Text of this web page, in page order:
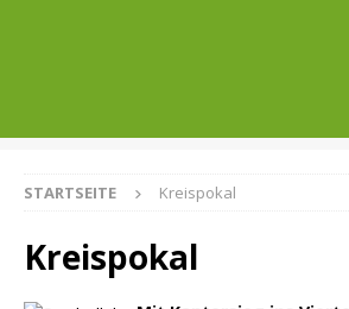
STARTSEITE Kreispokal
Kreispokal